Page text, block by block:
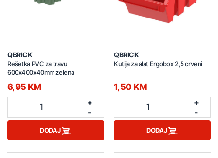
QBRICK
Rešetka PVC za travu
600x400x40mm zelena
6,95 KM
1
+
-
DODAJ
QBRICK
Kutija za alat Ergobox 2,5 crveni
1,50 KM
1
+
-
DODAJ